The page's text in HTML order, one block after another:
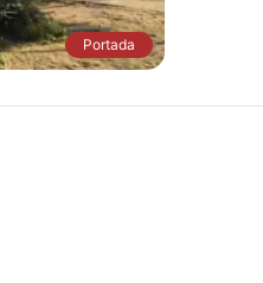
Portada